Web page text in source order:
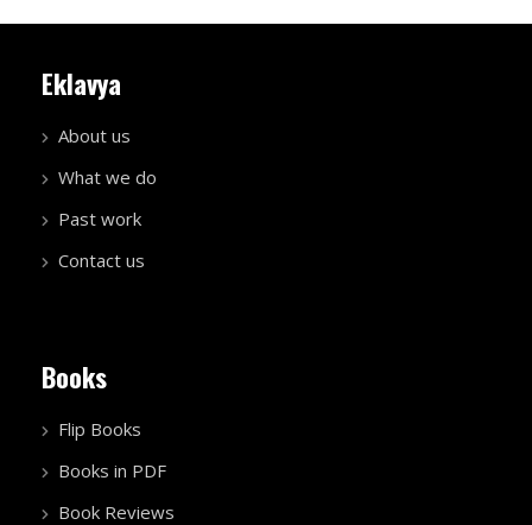
Eklavya
About us
What we do
Past work
Contact us
Books
Flip Books
Books in PDF
Book Reviews